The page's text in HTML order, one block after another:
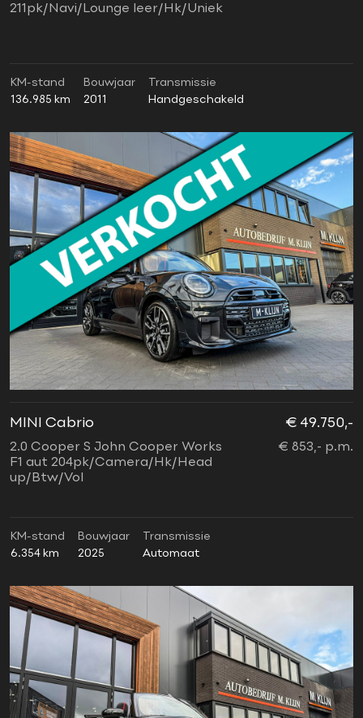
211pk/Navi/Lounge leer/Hk/Uniek
KM-stand
136.985 km
Bouwjaar
2011
Transmissie
Handgeschakeld
MINI Cabrio
2.0 Cooper S John Cooper Works
F1 aut 204pk/Camera/Hk/Head
up/Btw/Vol
€ 49.750,-
€ 853,- p.m.
KM-stand
6.354 km
Bouwjaar
2025
Transmissie
Automaat